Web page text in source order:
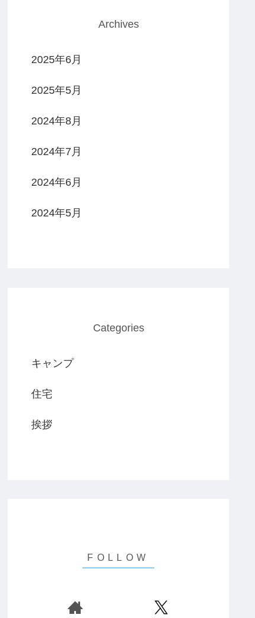
Archives
2025年6月
2025年5月
2024年8月
2024年7月
2024年6月
2024年5月
Categories
キャンプ
住宅
挨拶